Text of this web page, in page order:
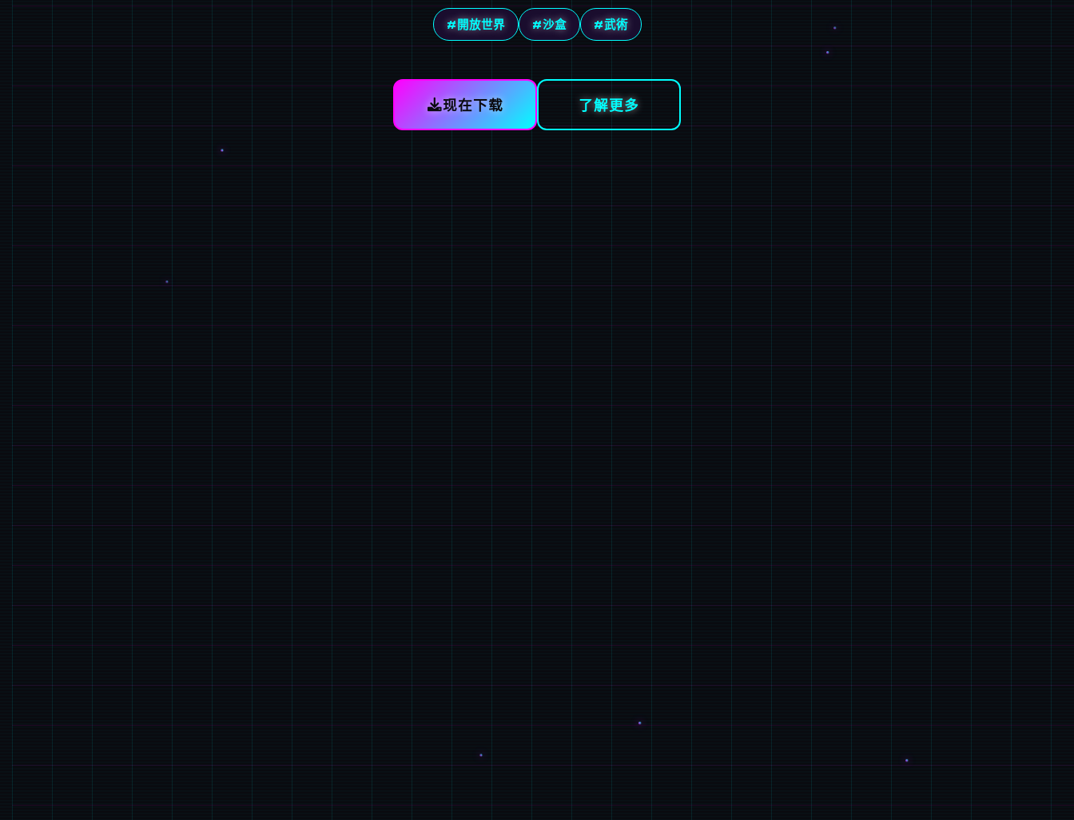
#開放世界 #沙盒 #武術
现在下载 了解更多